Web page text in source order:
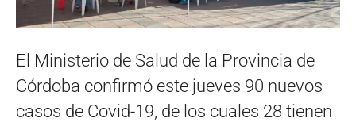
El Ministerio de Salud de la Provincia de
Córdoba confirmó este jueves 90 nuevos
casos de Covid-19, de los cuales 28 tienen